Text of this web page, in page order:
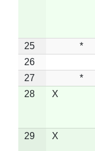
25 *
26
27
*
28
X
29 X